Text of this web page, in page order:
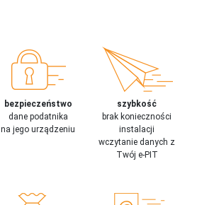
bezpieczeństwo
dane podatnika
na jego urządzeniu
szybkość
brak konieczności
instalacji
wczytanie danych z
Twój e-PIT